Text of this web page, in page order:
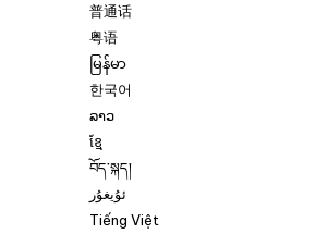
普通话
粤语
မြန်မာ
한국어
ລາວ
ខ្មែ
བོད་སྐད།
ئۇيغۇر
Tiếng Việt